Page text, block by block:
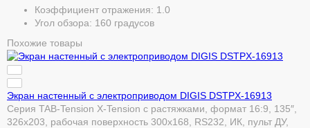
Коэффициент отражения: 1.0
Угол обзора: 160 градусов
Похожие товары
Экран настенный с электроприводом DIGIS DSTPX-16913
Серия TAB-Tension X-Tension с растяжками, формат 16:9, 135″,
326x203, рабочая поверхность 300x168, RS232, ИК, пульт ДУ,